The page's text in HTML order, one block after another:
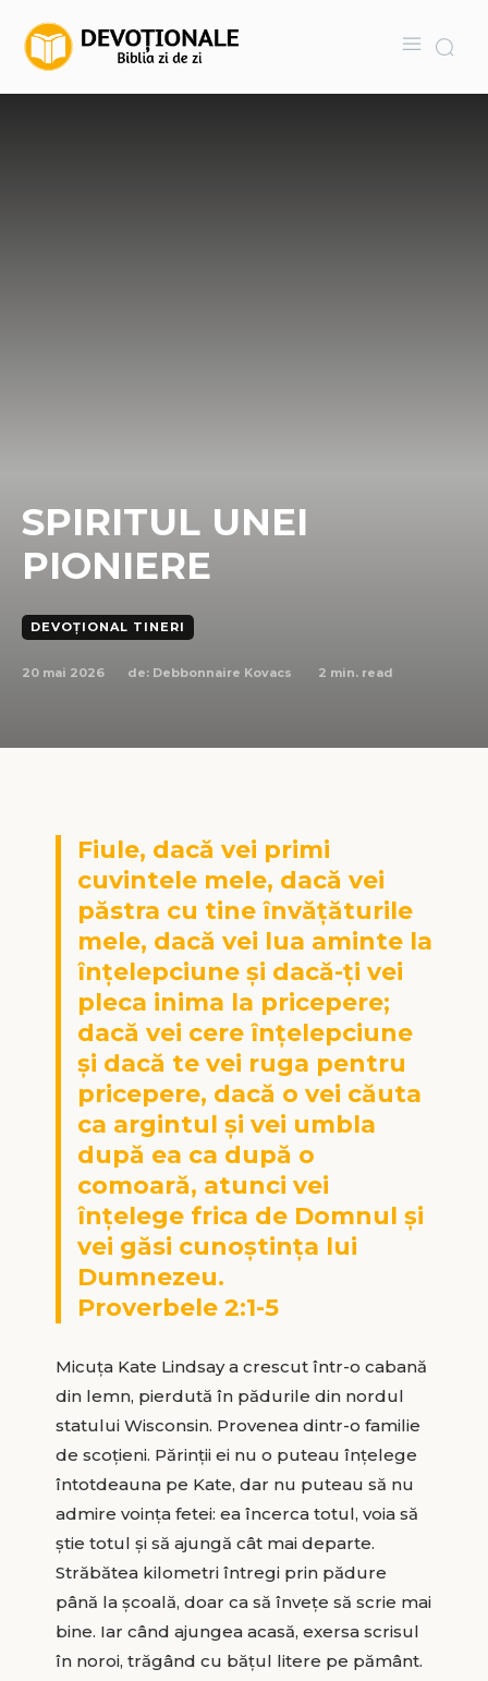
SPIRITUL UNEI
PIONIERE
DEVOȚIONAL TINERI
20 mai 2026 de: Debbonnaire Kovacs 2 min. read
Fiule, dacă vei primi
cuvintele mele, dacă vei
păstra cu tine învățăturile
mele, dacă vei lua aminte la
înțelepciune și dacă-ți vei
pleca inima la pricepere;
dacă vei cere înțelepciune
și dacă te vei ruga pentru
pricepere, dacă o vei căuta
ca argintul și vei umbla
după ea ca după o
comoară, atunci vei
înțelege frica de Domnul și
vei găsi cunoștința lui
Dumnezeu.
Proverbele 2:1-5
Micuța Kate Lindsay a crescut într-o cabană
din lemn, pierdută în pădurile din nordul
statului Wisconsin. Provenea dintr-o familie
de scoțieni. Părinții ei nu o puteau înțelege
întotdeauna pe Kate, dar nu puteau să nu
admire voința fetei: ea încerca totul, voia să
știe totul și să ajungă cât mai departe.
Străbătea kilometri întregi prin pădure
până la școală, doar ca să învețe să scrie mai
bine. Iar când ajungea acasă, exersa scrisul
în noroi, trăgând cu bățul litere pe pământ.